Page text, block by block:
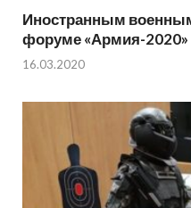
Иностранным
форуме «Армия-2020»
16.03.2020